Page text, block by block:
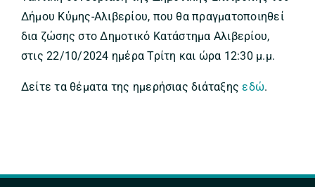
Δήμου Κύμης-Αλιβερίου, που θα πραγματοποιηθεί
δια ζώσης στο Δημοτικό Κατάστημα Αλιβερίου,
στις 22/10/2024 ημέρα Τρίτη και ώρα 12:30 μ.μ.
Δείτε τα θέματα της ημερήσιας διάταξηςεδώ.